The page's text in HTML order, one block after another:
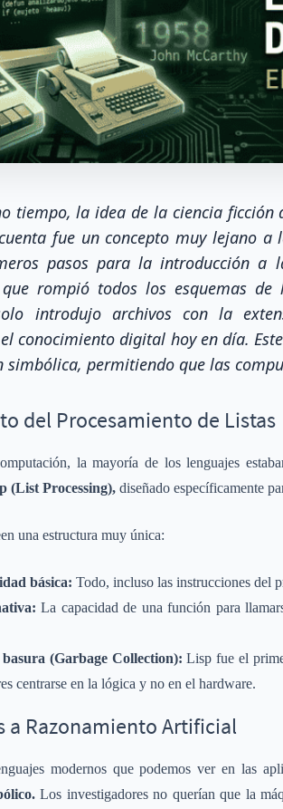
tiempo, la idea de la ciencia
fue un concepto muy lejano
pasos para la introducción a
rompió todos los esquemas de
introdujo archivos con la
conocimiento digital hoy en día.
simbólica, permitiendo que las
del Procesamiento de Listas
la mayoría de los lenguajes
(List Processing), diseñado específicamente
una estructura muy única:
básica: Todo, incluso las instrucciones del
La capacidad de una función para
basura (Garbage Collection):Lisp fue el
centrarse en la lógica y no en el hardware.
a Razonamiento Artificial
modernos que podemos ver en las
Los investigadores no querían que la